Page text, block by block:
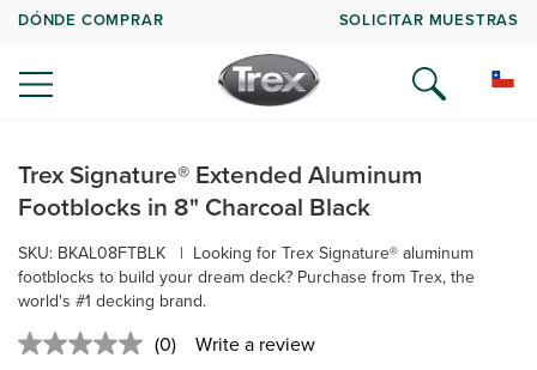
DÓNDE COMPRAR SOLICITAR MUESTRAS
Trex Signature® Extended Aluminum
Footblocks in 8" Charcoal Black
SKU: BKAL08FTBLK | Looking for Trex Signature® aluminum
footblocks to build your dream deck? Purchase from Trex, the
world's #1 decking brand.
No
(0) Write a review